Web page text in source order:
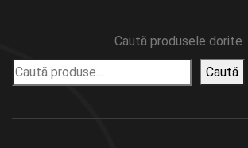
Caută produsele dorite
Caută